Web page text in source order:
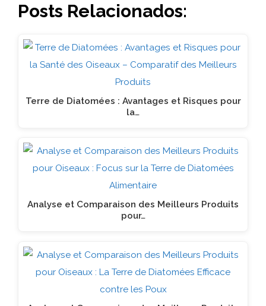
Posts Relacionados:
Terre de Diatomées : Avantages et Risques pour
la…
Analyse et Comparaison des Meilleurs Produits
pour…